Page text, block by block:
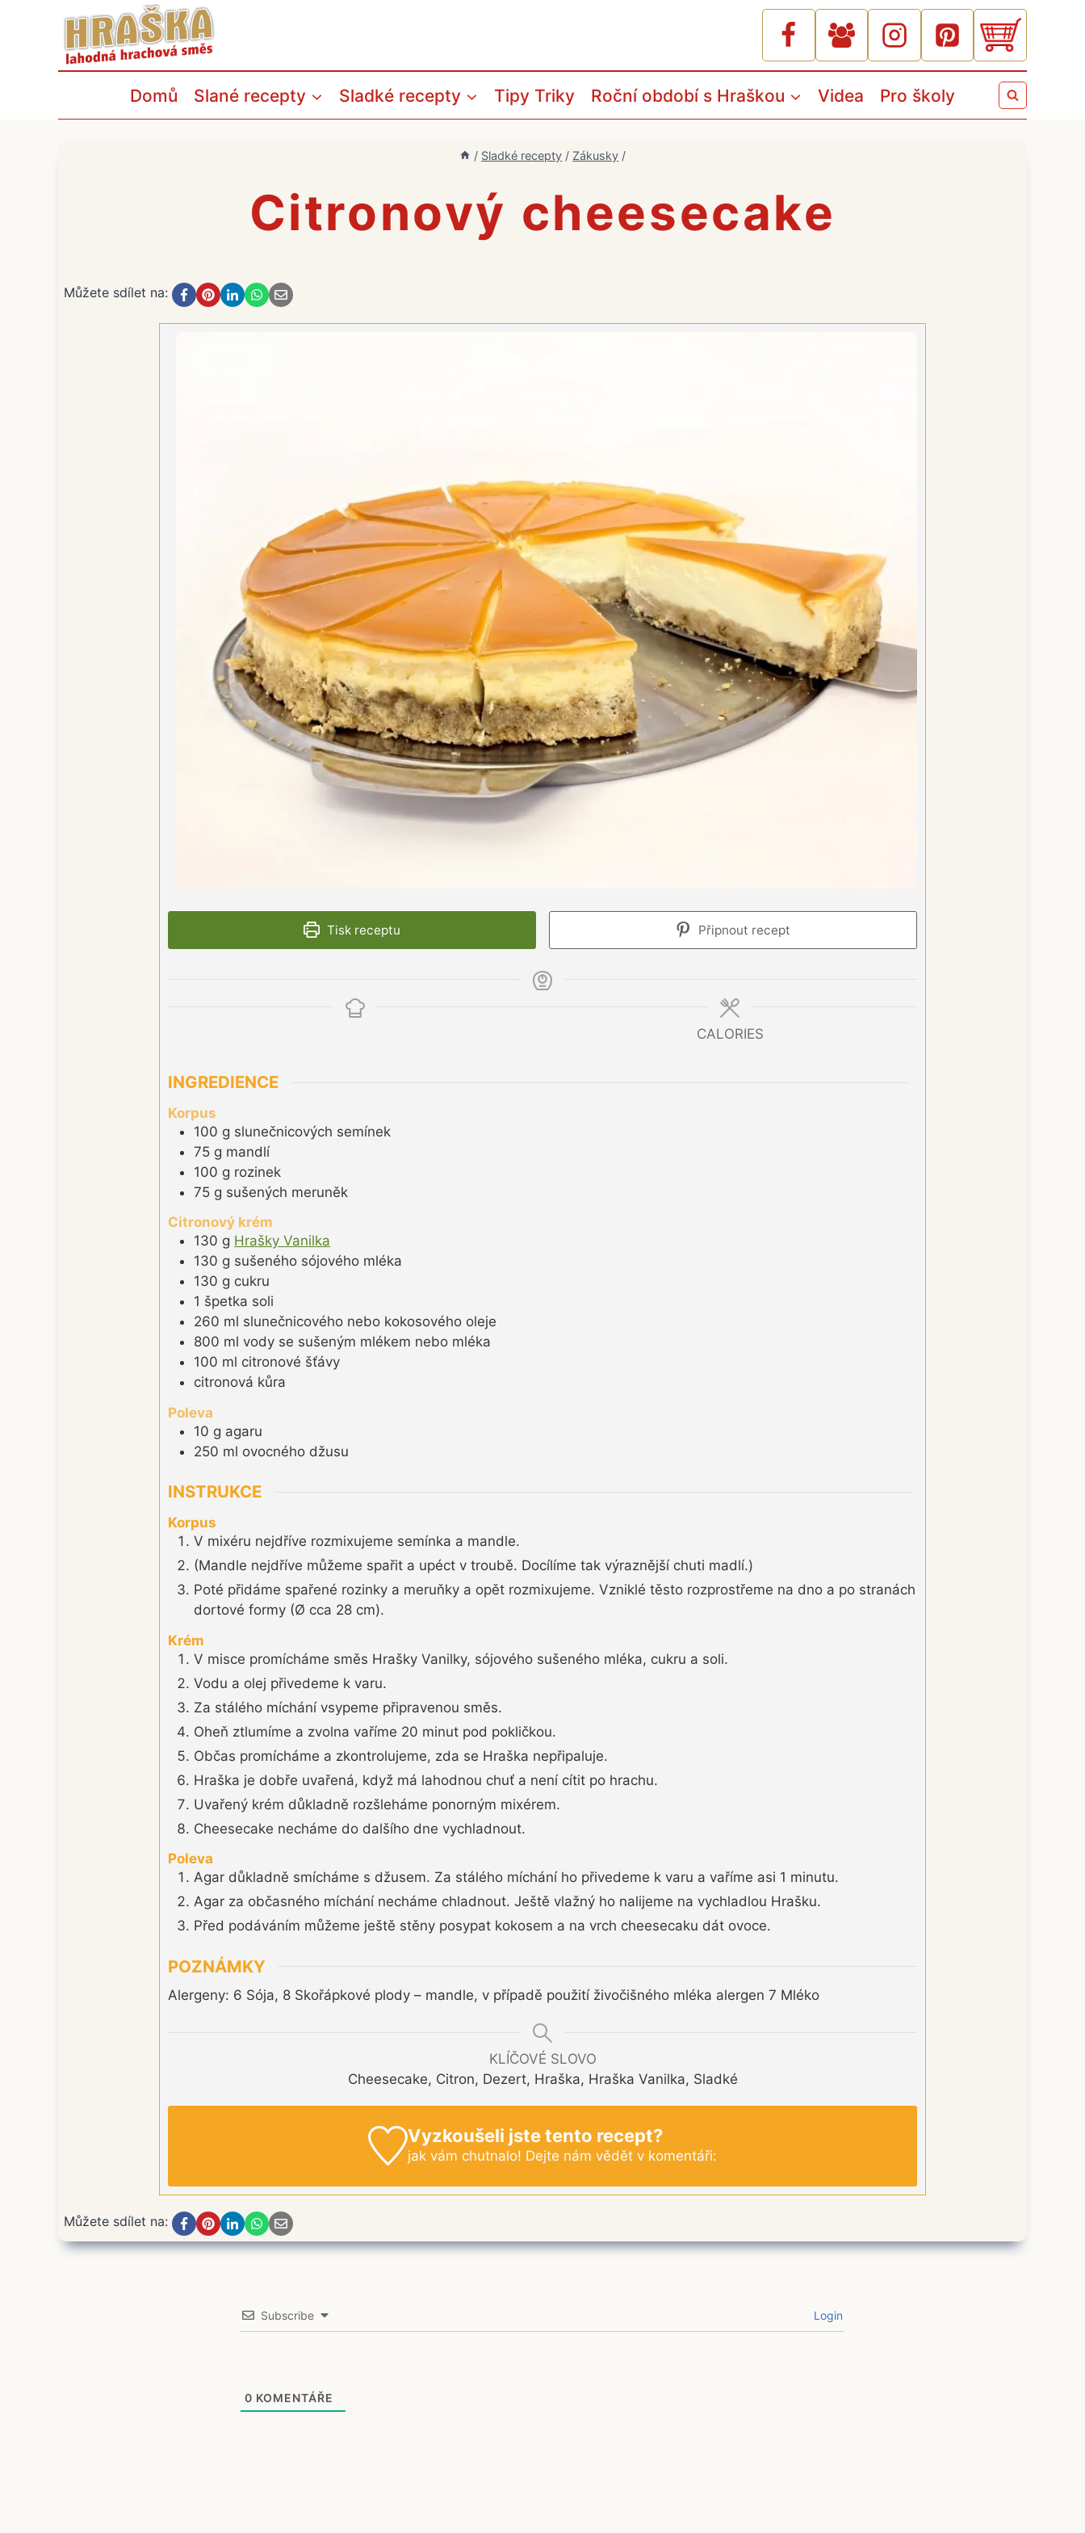
Domů Slané recepty Sladké recepty Tipy Triky Roční období s Hraškou Videa Pro školy
/ Sladké recepty / Zákusky /
Citronový cheesecake
Můžete sdílet na:
Tisk receptu Připnout recept
CALORIES
INGREDIENCE
Korpus
100 g slunečnicových semínek
75 g mandlí
100 g rozinek
75 g sušených meruněk
Citronový krém
130 g Hrašky Vanilka
130 g sušeného sójového mléka
130 g cukru
1 špetka soli
260 ml slunečnicového nebo kokosového oleje
800 ml vody se sušeným mlékem nebo mléka
100 ml citronové šťávy
citronová kůra
Poleva
10 g agaru
250 ml ovocného džusu
INSTRUKCE
Korpus
V mixéru nejdříve rozmixujeme semínka a mandle.
(Mandle nejdříve můžeme spařit a upéct v troubě. Docílíme tak výraznější chuti madlí.)
Poté přidáme spařené rozinky a meruňky a opět rozmixujeme. Vzniklé těsto rozprostřeme na dno a po stranách
dortové formy (Ø cca 28 cm).
Krém
V misce promícháme směs Hrašky Vanilky, sójového sušeného mléka, cukru a soli.
Vodu a olej přivedeme k varu.
Za stálého míchání vsypeme připravenou směs.
Oheň ztlumíme a zvolna vaříme 20 minut pod pokličkou.
Občas promícháme a zkontrolujeme, zda se Hraška nepřipaluje.
Hraška je dobře uvařená, když má lahodnou chuť a není cítit po hrachu.
Uvařený krém důkladně rozšleháme ponorným mixérem.
Cheesecake necháme do dalšího dne vychladnout.
Poleva
Agar důkladně smícháme s džusem. Za stálého míchání ho přivedeme k varu a vaříme asi 1 minutu.
Agar za občasného míchání necháme chladnout. Ještě vlažný ho nalijeme na vychladlou Hrašku.
Před podáváním můžeme ještě stěny posypat kokosem a na vrch cheesecaku dát ovoce.
POZNÁMKY
Alergeny: 6 Sója, 8 Skořápkové plody – mandle, v případě použití živočišného mléka alergen 7 Mléko
KLÍČOVÉ SLOVO
Cheesecake, Citron, Dezert, Hraška, Hraška Vanilka, Sladké
Vyzkoušeli jste tento recept?
jak vám chutnalo! Dejte nám vědět v komentáři:
Můžete sdílet na:
Subscribe Login
0 KOMENTÁŘE